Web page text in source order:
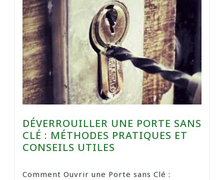
DÉVERROUILLER UNE PORTE SANS
CLÉ : MÉTHODES PRATIQUES ET
CONSEILS UTILES
Comment Ouvrir une Porte sans Clé :